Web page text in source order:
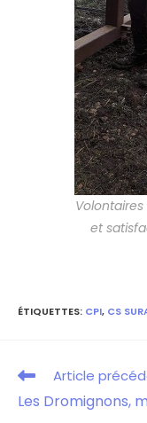
et
ÉTIQUETTES: CPI, CS
Article
Les Dromignons,